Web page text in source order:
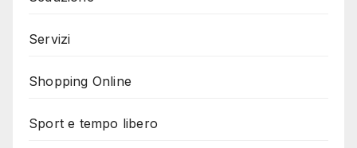
Servizi
Shopping Online
Sport e tempo libero